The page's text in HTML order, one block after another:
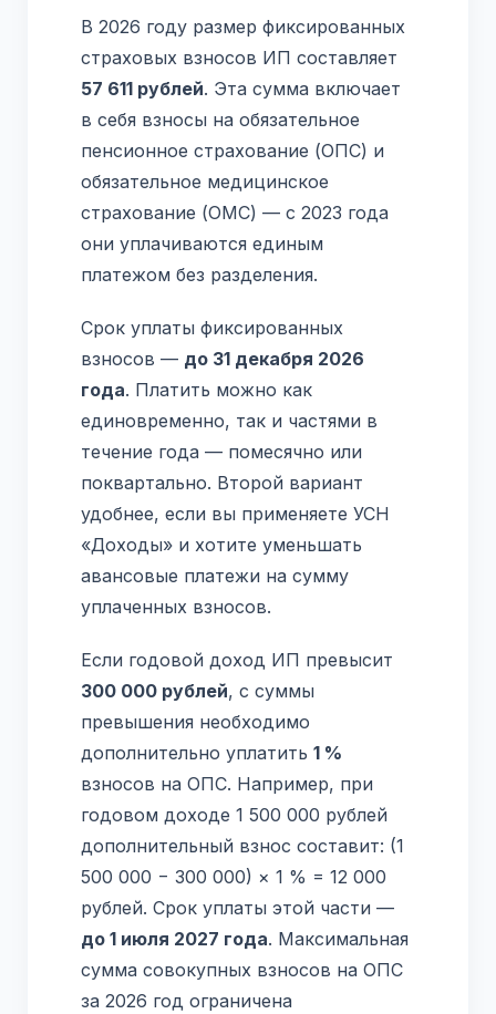
В 2026 году размер фиксированных
страховых взносов ИП составляет
57 611 рублей. Эта сумма включает
в себя взносы на обязательное
пенсионное страхование (ОПС) и
обязательное медицинское
страхование (ОМС) — с 2023 года
они уплачиваются единым
платежом без разделения.
Срок уплаты фиксированных
взносов — до 31 декабря 2026
года. Платить можно как
единовременно, так и частями в
течение года — помесячно или
поквартально. Второй вариант
удобнее, если вы применяете УСН
«Доходы» и хотите уменьшать
авансовые платежи на сумму
уплаченных взносов.
Если годовой доход ИП превысит
300 000 рублей, с суммы
превышения необходимо
дополнительно уплатить 1 %
взносов на ОПС. Например, при
годовом доходе 1 500 000 рублей
дополнительный взнос составит: (1
500 000 − 300 000) × 1 % = 12 000
рублей. Срок уплаты этой части —
до 1 июля 2027 года. Максимальная
сумма совокупных взносов на ОПС
за 2026 год ограничена